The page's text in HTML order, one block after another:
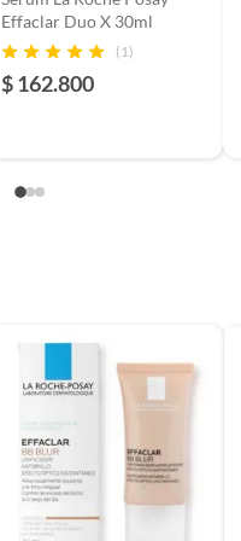
Effaclar Duo X 30ml
(1)
$ 162.800